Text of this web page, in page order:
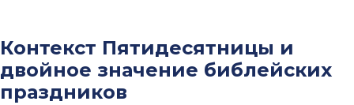
Контекст Пятидесятницы и
двойное значение библейских
праздников